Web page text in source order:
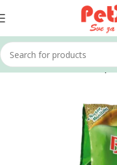
Home Ptice Hrana za